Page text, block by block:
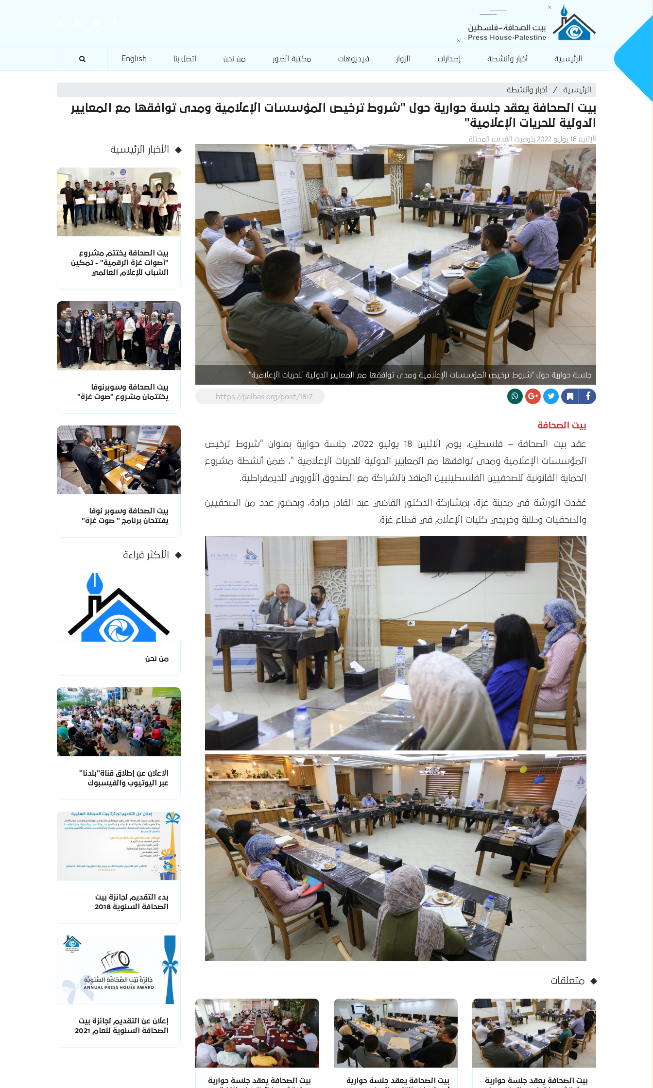
الرئيسية أخبار وأنشطة إصدارات الزوار فيديوهات مكتبة الصور من نحن اتصل بنا English
الرئيسية أخبار وأنشطة
بيت الصحافة يعقد جلسة حوارية حول "شروط ترخيص المؤسسات الإعلامية ومدى توافقها مع المعايير
الدولية للحريات الإعلامية"
الإثنين 18 يوليو 2022 بتوقيت القدس المحتلة
جلسة حوارية حول "شروط ترخيص المؤسسات الإعلامية ومدى توافقها مع المعايير الدولية للحريات الإعلامية"
https://palbas.org/post/1817
بيت الصحافة
عقد بيت الصحافة – فلسطين، يوم الاثنين 18 يوليو 2022، جلسة حوارية بعنوان "شروط ترخيص
المؤسسات الإعلامية ومدى توافقها مع المعايير الدولية للحريات الإعلامية "، ضمن أنشطة مشروع
الحماية القانونية للصحفيين الفلسطينيين المنفذ بالشراكة مع الصندوق الأوروبي للديمقراطية.
عُقدت الورشة في مدينة غزة، بمشاركة الدكتور القاضي عبد القادر جرادة، وبحضور عدد من الصحفيين
والصحفيات وطلبة وخريجي كليات الإعلام في قطاع غزة.
متعلقات
بيت الصحافة يعقد جلسة حوارية
بيت الصحافة يعقد جلسة حوارية
بيت الصحافة يعقد جلسة حوارية
الأخبار الرئيسية
بيت الصحافة يختتم مشروع
"أصوات غزة الرقمية" - تمكين
الشباب للإعلام العالمي
بيت الصحافة وسوبرنوفا
يختتمان مشروع "صوت غزة"
بيت الصحافة وسوبر نوفا
يفتتحان برنامج " صوت غزة"
الأكثر قراءة
من نحن
الاعلان عن إطلاق قناة"بلدنا"
عبر اليوتيوب والفيسبوك
بدء التقديم لجائزة بيت
الصحافة السنوية 2018
إعلان عن التقديم لجائزة بيت
الصحافة السنوية للعام 2021